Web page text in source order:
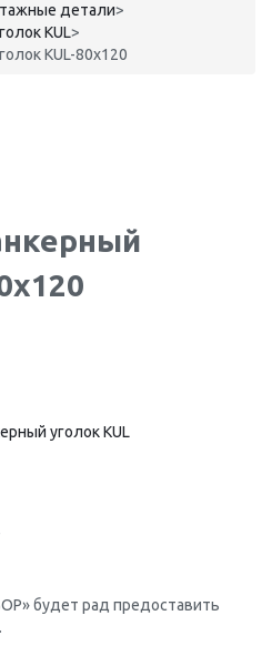
детали>
KUL>
KUL-80x120
уголок KUL
будет рад предоставить